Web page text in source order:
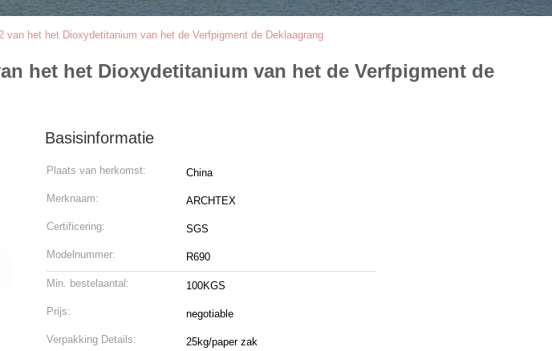
van het het Dioxydetitanium van het de Verfpigment de Deklaagrang
het het Dioxydetitanium van het de Verfpigment de
Basisinformatie
Plaats van herkomst: China
Merknaam: ARCHTEX
Certificering: SGS
Modelnummer: R690
Min. bestelaantal: 100KGS
Prijs: negotiable
Verpakking Details: 25kg/paper zak